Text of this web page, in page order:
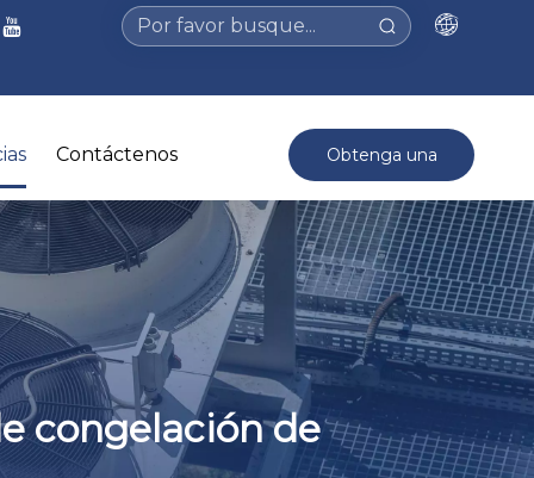
Contáctenos Obtenga una
cotización >
congelación de